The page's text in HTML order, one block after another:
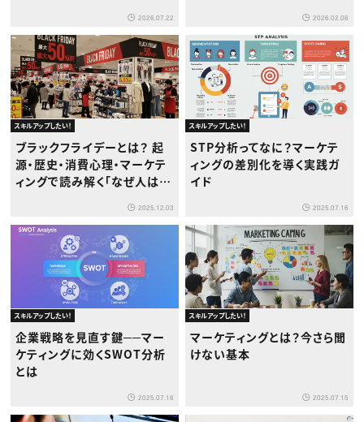
2026.07.22 2026.02.06
スキルアップしたい！
ブラックフライデーとは？ 起
源・歴史・消費心理・マーケテ
ィングで読み解く「なぜ人は買
2025.12.03
スキルアップしたい！
STP分析ってなに？マーケテ
ィングの差別化を導く実践ガ
イド
2025.07.16
スキルアップしたい！
企業戦略を見直す鍵──マー
ケティングに効くSWOT分析
とは
2025.07.16
スキルアップしたい！
マーケティングとは？今さら聞
けない基本
2025.07.15